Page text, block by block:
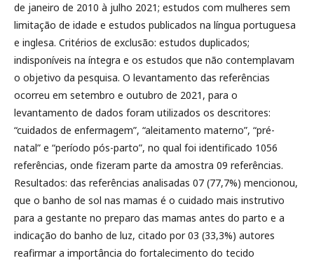
de janeiro de 2010 à julho 2021; estudos com mulheres sem
limitação de idade e estudos publicados na língua portuguesa
e inglesa. Critérios de exclusão: estudos duplicados;
indisponíveis na íntegra e os estudos que não contemplavam
o objetivo da pesquisa. O levantamento das referências
ocorreu em setembro e outubro de 2021, para o
levantamento de dados foram utilizados os descritores:
“cuidados de enfermagem”, “aleitamento materno”, “pré-
natal” e “período pós-parto”, no qual foi identificado 1056
referências, onde fizeram parte da amostra 09 referências.
Resultados: das referências analisadas 07 (77,7%) mencionou,
que o banho de sol nas mamas é o cuidado mais instrutivo
para a gestante no preparo das mamas antes do parto e a
indicação do banho de luz, citado por 03 (33,3%) autores
reafirmar a importância do fortalecimento do tecido